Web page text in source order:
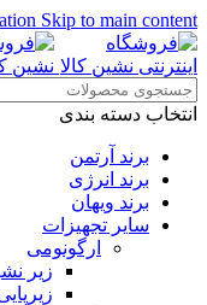
Skip to main content
انتخاب دسته بندی
برند آرتمن
برند انرژی
برند ویهان
سایر تجهیزات
ارگونومی
زیر